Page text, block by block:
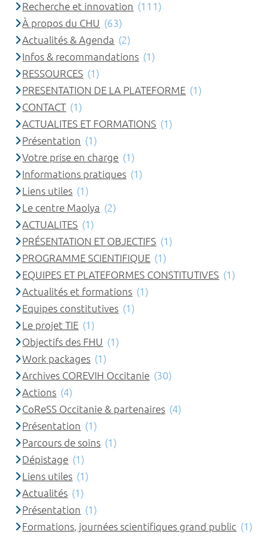
Recherche et innovation (111)
À propos du CHU (63)
Actualités & Agenda (2)
Infos & recommandations (1)
RESSOURCES (1)
PRESENTATION DE LA PLATEFORME (1)
CONTACT (1)
ACTUALITES ET FORMATIONS (1)
Présentation (1)
Votre prise en charge (1)
Informations pratiques (1)
Liens utiles (1)
Le centre Maolya (2)
ACTUALITES (1)
PRÉSENTATION ET OBJECTIFS (1)
PROGRAMME SCIENTIFIQUE (1)
EQUIPES ET PLATEFORMES CONSTITUTIVES (1)
Actualités et formations (1)
Equipes constitutives (1)
Le projet TIE (1)
Objectifs des FHU (1)
Work packages (1)
Archives COREVIH Occitanie (30)
Actions (4)
CoReSS Occitanie & partenaires (4)
Présentation (1)
Parcours de soins (1)
Dépistage (1)
Liens utiles (1)
Actualités (1)
Présentation (1)
Formations, journées scientifiques grand public (1)